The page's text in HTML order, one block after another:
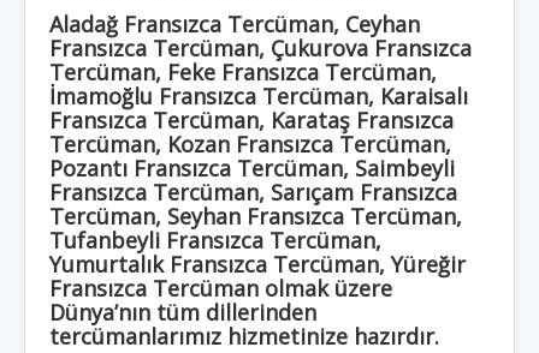
Aladağ Fransızca Tercüman, Ceyhan
Fransızca Tercüman, Çukurova Fransızca
Tercüman, Feke Fransızca Tercüman,
İmamoğlu Fransızca Tercüman, Karaisalı
Fransızca Tercüman, Karataş Fransızca
Tercüman, Kozan Fransızca Tercüman,
Pozantı Fransızca Tercüman, Saimbeyli
Fransızca Tercüman, Sarıçam Fransızca
Tercüman, Seyhan Fransızca Tercüman,
Tufanbeyli Fransızca Tercüman,
Yumurtalık Fransızca Tercüman, Yüreğir
Fransızca Tercüman olmak üzere
Dünya’nın tüm dillerinden
tercümanlarımız hizmetinize hazırdır.